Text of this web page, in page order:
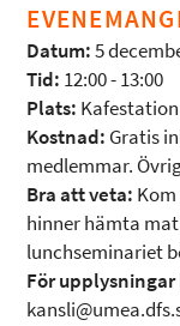
Datum:5
Tid: 12:00 - 13:00
Plats: Kafestation
Kostnad: Gratis
medlemmar.
Bra att veta:
hinner hämta
lunchseminariet
För